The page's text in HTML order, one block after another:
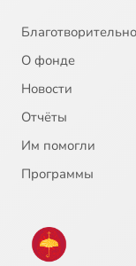
О фонде
Новости
Отчёты
Им помогли
Программы